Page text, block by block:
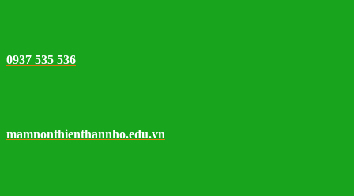
0937 535 536
mamnonthienthannho.edu.vn